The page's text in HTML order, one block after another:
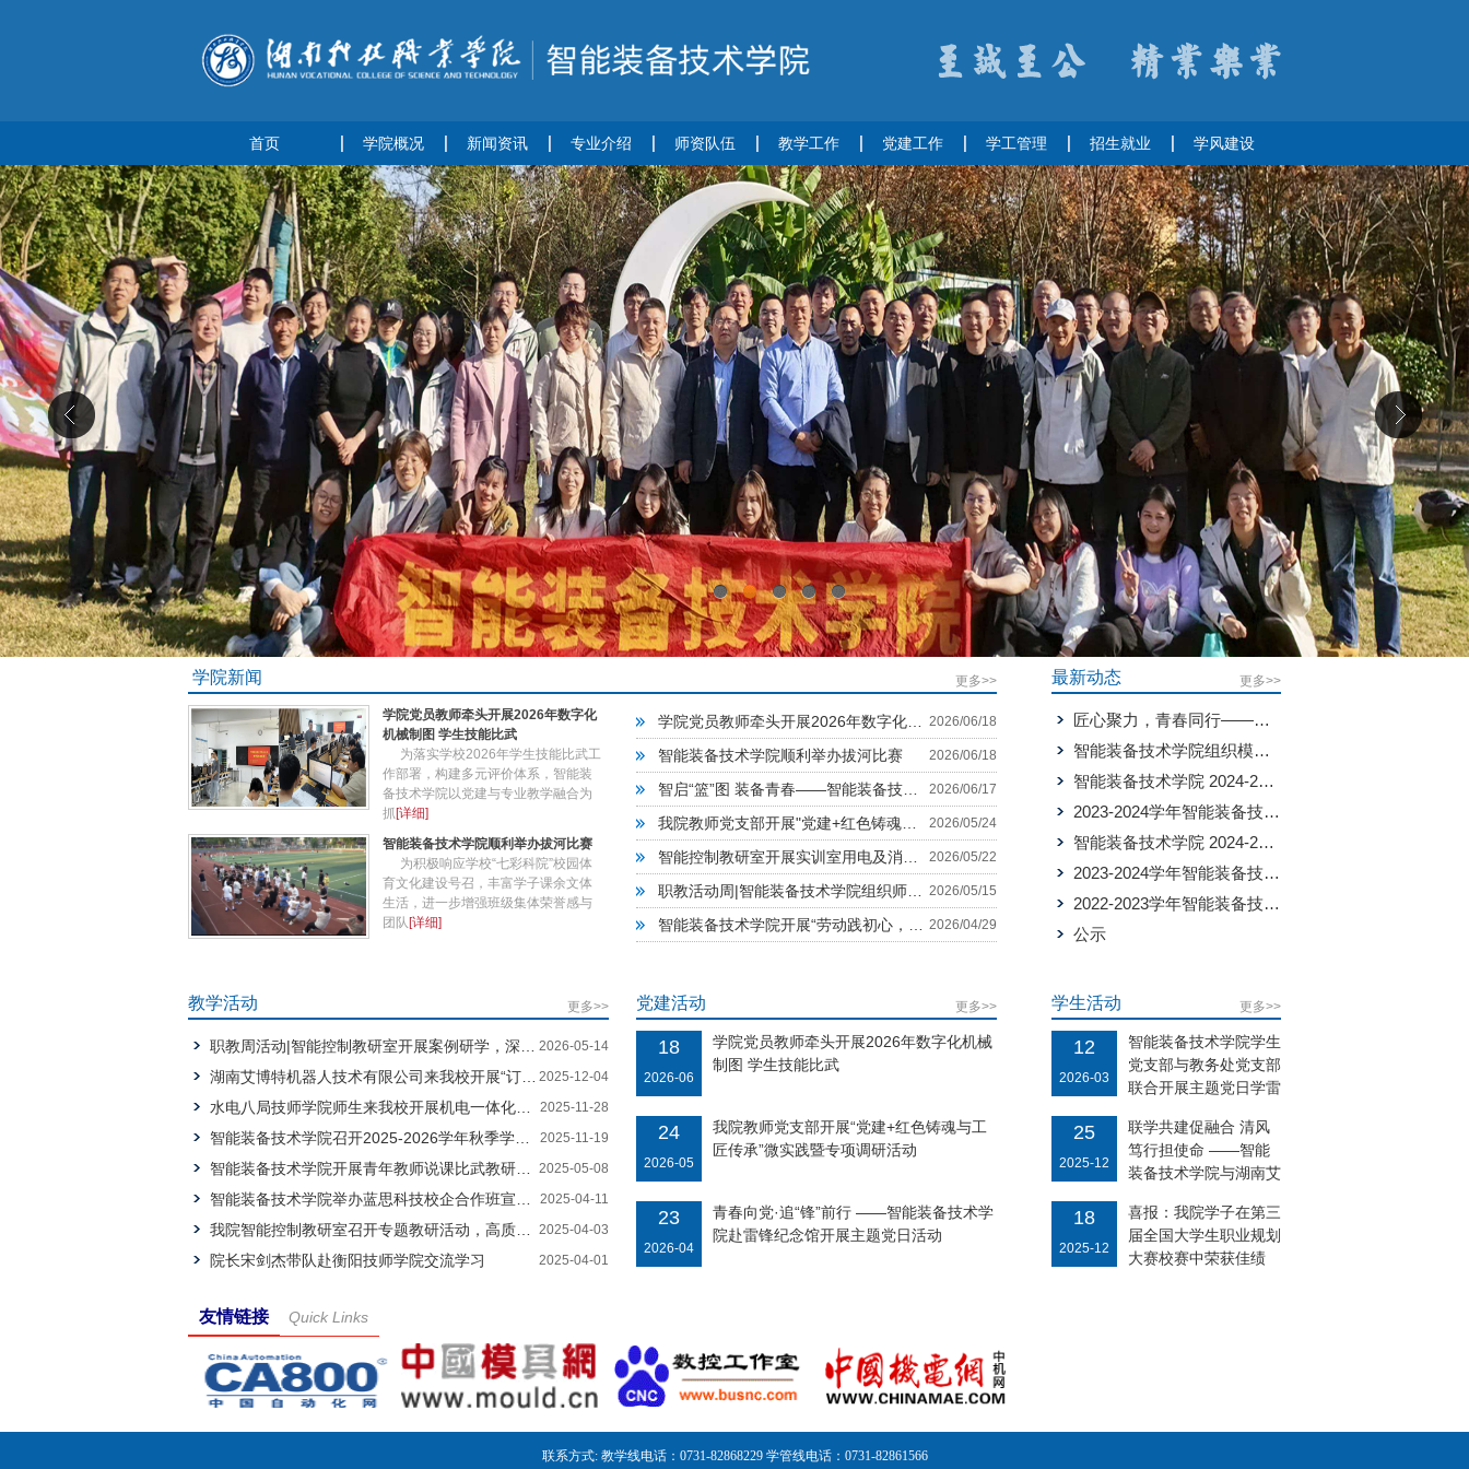
首页 学院概况 新闻资讯 专业介绍 师资队伍 教学工作 党建工作 学工管理 招生就业 学风建设
0 1 2 3 4
学院新闻 更多>>
学院党员教师牵头开展2026年数字化
机械制图 学生技能比武
为落实学校2026年学生技能比武工
作部署，构建多元评价体系，智能装
备技术学院以党建与专业教学融合为
抓 [详细]
智能装备技术学院顺利举办拔河比赛
为积极响应学校“七彩科院”校园体
育文化建设号召，丰富学子课余文体
生活，进一步增强班级集体荣誉感与
团队 [详细]
2026/06/18
学院党员教师牵头开展2026年数字化机械制图 学生技能比武
2026/06/18
智能装备技术学院顺利举办拔河比赛
2026/06/17
智启“篮”图 装备青春——智能装备技术学院“智装杯”篮球赛火
2026/05/24
我院教师党支部开展"党建+红色铸魂与工匠传承"微实践暨专项调
2026/05/22
智能控制教研室开展实训室用电及消防安全培训
2026/05/15
职教活动周|智能装备技术学院组织师生参观长沙智能制造装备博览
2026/04/29
智能装备技术学院开展“劳动践初心，服务暖校园”志愿劳动活动
最新动态 更多>>
匠心聚力，青春同行——智能装备技术学院2026年师生运动会圆满成功
智能装备技术学院组织模具设计与制造专业学生赴企业开展认知实习
智能装备技术学院 2024-2025 学年国家助学金转评公示
2023-2024学年智能装备技术学院增补国家奖学金评选结果公示
智能装备技术学院 2024-2025学年国家助学金名单公示
2023-2024学年智能装备技术学院国家奖学金评选结果公示
2022-2023学年智能装备技术学院国家奖学金评选结果公示
公示
教学活动 更多>>
2026-05-14
职教周活动|智能控制教研室开展案例研学，深化教改提质教研活动
2025-12-04
湖南艾博特机器人技术有限公司来我校开展“订单班”宣讲会
2025-11-28
水电八局技师学院师生来我校开展机电一体化技术专业中高衔接教学活动
2025-11-19
智能装备技术学院召开2025-2026学年秋季学期学生座谈会
2025-05-08
智能装备技术学院开展青年教师说课比武教研教改活动
2025-04-11
智能装备技术学院举办蓝思科技校企合作班宣讲会
2025-04-03
我院智能控制教研室召开专题教研活动，高质量推进实训室建设
2025-04-01
院长宋剑杰带队赴衡阳技师学院交流学习
党建活动 更多>>
18
2026-06
学院党员教师牵头开展2026年数字化机械
制图 学生技能比武
24
2026-05
我院教师党支部开展“党建+红色铸魂与工
匠传承”微实践暨专项调研活动
23
2026-04
青春向党·追“锋”前行 ——智能装备技术学
院赴雷锋纪念馆开展主题党日活动
学生活动 更多>>
12
2026-03
智能装备技术学院学生
党支部与教务处党支部
联合开展主题党日学雷
25
2025-12
联学共建促融合 清风
笃行担使命 ——智能
装备技术学院与湖南艾
公司开展开展支部共建
联学活动
18
2025-12
喜报：我院学子在第三
届全国大学生职业规划
大赛校赛中荣获佳绩
友情链接 Quick Links
联系方式: 教学线电话：0731-82868229 学管线电话：0731-82861566